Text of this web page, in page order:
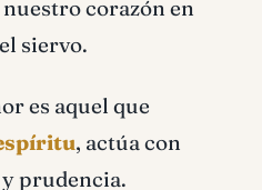
corazón en
siervo.
es aquel que
, actúa con
prudencia.